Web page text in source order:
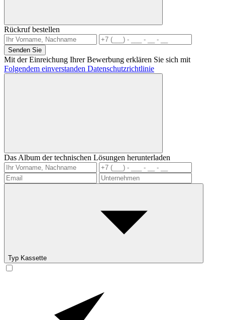
Rückruf bestellen
Senden Sie
Mit der Einreichung Ihrer Bewerbung erklären Sie sich mit
Folgendem einverstanden Datenschutzrichtlinie
Das Album der technischen Lösungen herunterladen
Typ Kassette